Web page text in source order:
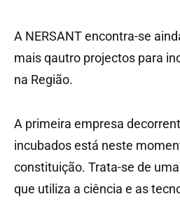
A NERSANT encontra-se
mais qautro projectos para
na Região.
A primeira empresa
incubados está neste
constituição. Trata-se de
que utiliza a ciência e as